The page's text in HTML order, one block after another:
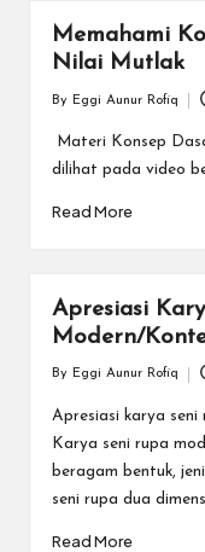
GMemahami
Nilai Mutlak
Posted
by
By Eggi Aunur Rofiq
Materi Konsep
dilihat pada video
Read More
Apresiasi
Modern/
by
By Eggi Aunur Rofiq
Apresiasi karya seni
Karya seni rupa
beragam bentuk,
seni rupa dua
Read More